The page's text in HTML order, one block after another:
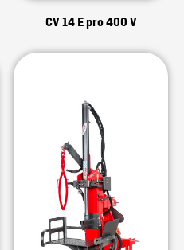
CV 14 E pro 400 V